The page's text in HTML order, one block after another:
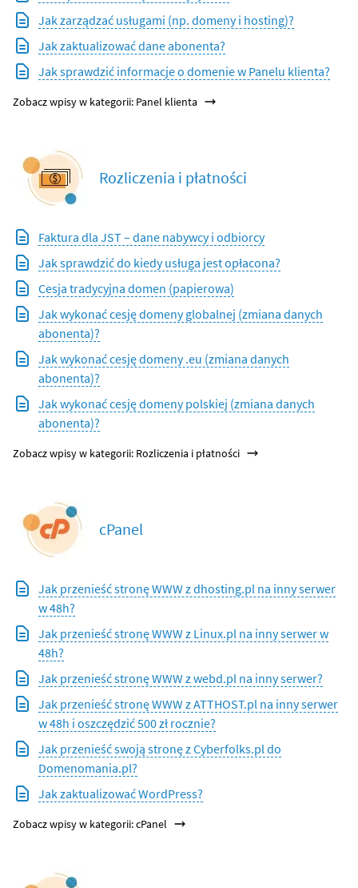
Jak zarządzać usługami (np. domeny i hosting)?
Jak zaktualizować dane abonenta?
Jak sprawdzić informacje o domenie w Panelu klienta?
Zobacz wpisy w kategorii: Panel klienta
Rozliczenia i płatności
Faktura dla JST – dane nabywcy i odbiorcy
Jak sprawdzić do kiedy usługa jest opłacona?
Cesja tradycyjna domen (papierowa)
Jak wykonać cesję domeny globalnej (zmiana danych
abonenta)?
Jak wykonać cesję domeny .eu (zmiana danych
abonenta)?
Jak wykonać cesję domeny polskiej (zmiana danych
abonenta)?
Zobacz wpisy w kategorii: Rozliczenia i płatności
cPanel
Jak przenieść stronę WWW z dhosting.pl na inny serwer
w 48h?
Jak przenieść stronę WWW z Linux.pl na inny serwer w
48h?
Jak przenieść stronę WWW z webd.pl na inny serwer?
Jak przenieść stronę WWW z ATTHOST.pl na inny serwer
w 48h i oszczędzić 500 zł rocznie?
Jak przenieść swoją stronę z Cyberfolks.pl do
Domenomania.pl?
Jak zaktualizować WordPress?
Zobacz wpisy w kategorii: cPanel